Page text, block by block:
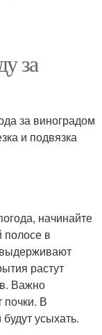
за
за виноградом
и подвязка
начинайте
полосе в
растут
Важно
почки. В
усыхать.